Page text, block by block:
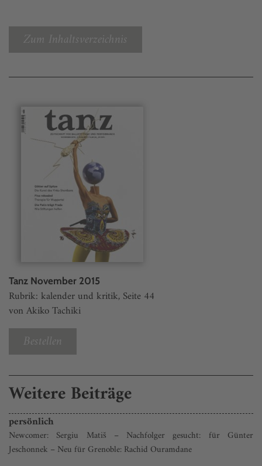
Zum Inhaltsverzeichnis
Tanz November 2015
Rubrik: kalender und kritik, Seite 44
von Akiko Tachiki
Bestellen
Weitere Beiträge
persönlich
Newcomer: Sergiu Matiš – Nachfolger gesucht: für Günter
Jeschonnek – Neu für Grenoble: Rachid Ouramdane